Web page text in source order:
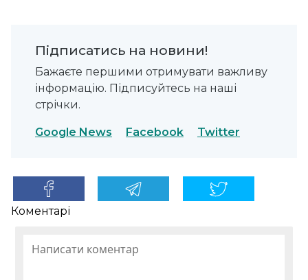
Підписатись на новини!
Бажаєте першими отримувати важливу
інформацію. Підписуйтесь на наші
стрічки.
Google News Facebook Twitter
Коментарі